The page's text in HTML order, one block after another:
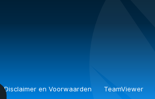
Disclaimer en Voorwaarden TeamViewer